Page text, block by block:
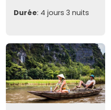
Durée: 4 jours 3 nuits